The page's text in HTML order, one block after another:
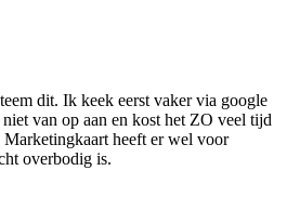
dit. Ik keek eerst vaker via google
van op aan en kost het ZO veel tijd
heeft er wel voor
overbodig is.